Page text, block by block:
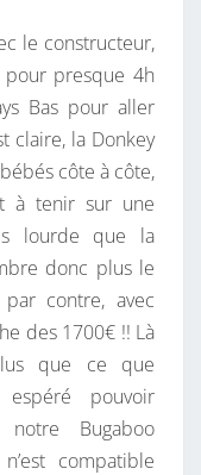
le constructeur,
presque 4h
Bas pour aller
claire, la Donkey
côte à côte,
à tenir sur une
lourde que la
donc plus le
contre, avec
des 1700€ !! Là
que ce que
espéré pouvoir
Bugaboo
compatible